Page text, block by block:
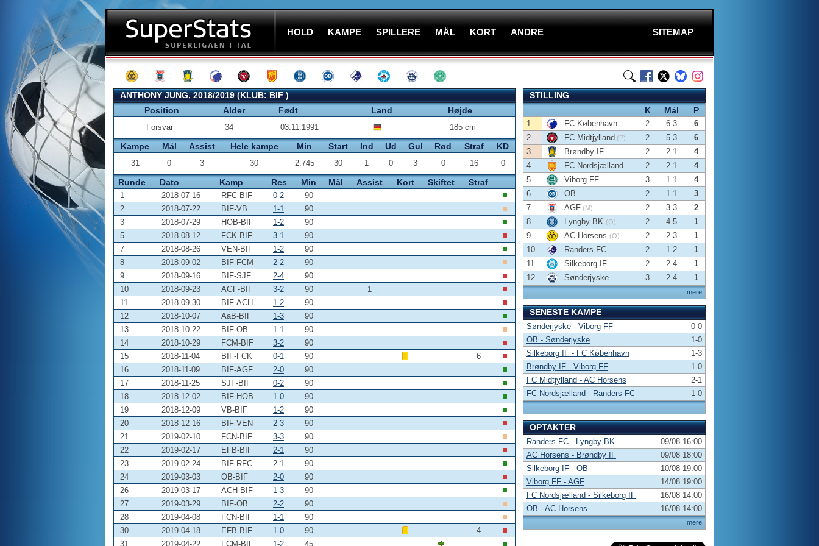
HOLD KAMPE SPILLERE MÅL KORT ANDRE SITEMAP
ANTHONY JUNG, 2018/2019 (KLUB:BIF)
Position
Alder Født Land Højde
Forsvar 34 03.11.1991 185 cm
Kampe Mål Assist Hele kampe Min Start Ind Ud Gul Rød Straf KD
31 0 3 30 2.745 30 1 0 3 0 16 0
Runde Dato Kamp Res Min Mål Assist Kort Skiftet Straf
1 2018-07-16 RFC-BIF 0-2
90
2
2018-07-22 BIF-VB 1-1
90
3
2018-07-29 HOB-BIF 1-2
90
5
2018-08-12 FCK-BIF 3-1
90
7
2018-08-26 VEN-BIF 1-2
90
8
2018-09-02 BIF-FCM 2-2
90
9
2018-09-16 BIF-SJF 2-4
90
10
2018-09-23 AGF-BIF 3-2 90
1
11
2018-09-30 BIF-ACH 1-2
90
12
2018-10-07 AaB-BIF 1-3
90
13
2018-10-22 BIF-OB 1-1
90
14
2018-10-29 FCM-BIF 3-2
90
15
2018-11-04 BIF-FCK 0-1 90
6
16
2018-11-09 BIF-AGF 2-0
90
17
2018-11-25 SJF-BIF 0-2
90
18
2018-12-02 BIF-HOB 1-0
90
19
2018-12-09 VB-BIF 1-2
90
20
2018-12-16 BIF-VEN 2-3
90
21
2019-02-10 FCN-BIF 3-3
90
22
2019-02-17 EFB-BIF 2-1
90
23
2019-02-24 BIF-RFC 2-1
90
24
2019-03-03 OB-BIF 2-0
90
26
2019-03-17 ACH-BIF 1-3
90
27
2019-03-29 BIF-OB 2-2
90
28
2019-04-08 FCN-BIF 1-1
90
30
2019-04-18 EFB-BIF 1-0 90
4
31
2019-04-22 FCM-BIF 1-2 45
STILLING
K
Mål P
mere
1. FC København 2 6-3
6
2.
FC Midtjylland (P) 2 5-3
6
3.
Brøndby IF 2 2-1
4
4.
FC Nordsjælland 2 2-1
4
5.
Viborg FF 3 1-1
4
6.
OB 2 1-1
3
7.
AGF (M) 2 3-3
2
8.
Lyngby BK (O) 2 4-5
1
9.
AC Horsens (O) 2 2-3
1
10.
Randers FC 2 1-2
1
11.
Silkeborg IF 2 2-4
1
12.
Sønderjyske 3 2-4 1
SENESTE KAMPE
Sønderjyske - Viborg FF
0-0
OB - Sønderjyske
1-0
Silkeborg IF - FC København
1-3
Brøndby IF - Viborg FF
1-0
FC Midtjylland - AC Horsens
2-1
FC Nordsjælland - Randers FC
1-0
OPTAKTER
mere
Randers FC - Lyngby BK
09/08 16:00
AC Horsens - Brøndby IF
09/08 18:00
Silkeborg IF - OB
10/08 19:00
Viborg FF - AGF
14/08 19:00
FC Nordsjælland - Silkeborg IF
16/08 14:00
OB - AC Horsens
16/08 14:00